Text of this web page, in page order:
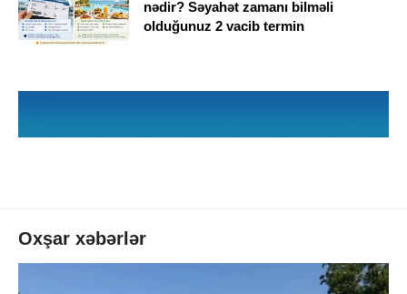
nədir? Səyahət zamanı bilməli
olduğunuz 2 vacib termin
Oxşar xəbərlər